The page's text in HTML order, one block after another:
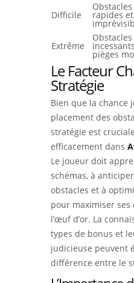
Difficile
Obstacles
rapides et
Extrême
Obstacles
pièges
Le Facteur
Stratégie
Bien que la chance
placement des
stratégie est
efficacement dans
Le joueur doit
schémas, à
obstacles et à
pour maximiser ses
l’œuf d’or. La
types de bonus et
judicieuse peuvent
différence entre le